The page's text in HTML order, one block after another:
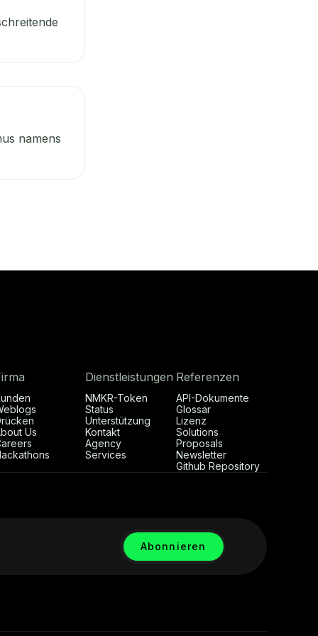
namens
Us
Dienstleistungen
NMKR-Token
Status
Unterstützung
Kontakt
Agency
Services
Referenzen
API-Dokumente
Glossar
Lizenz
Solutions
Proposals
Newsletter
Github Repository